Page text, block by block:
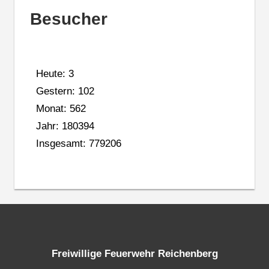
Besucher
Heute: 3
Gestern: 102
Monat: 562
Jahr: 180394
Insgesamt: 779206
Freiwillige Feuerwehr Reichenberg